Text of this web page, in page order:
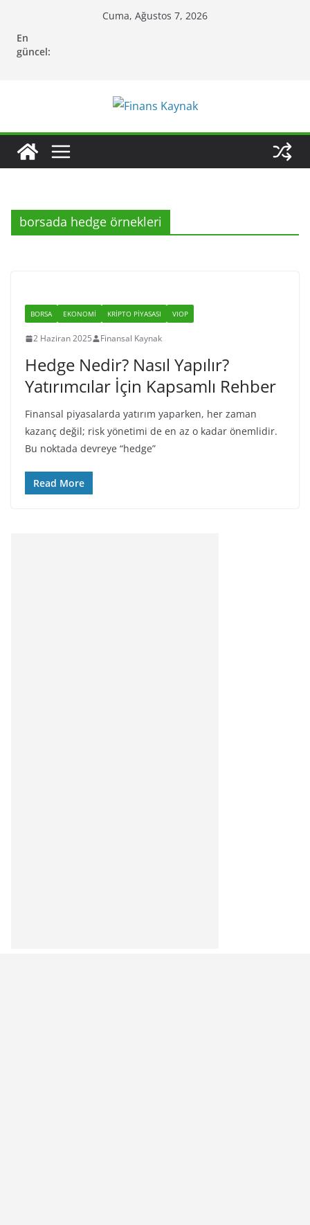
content
Cuma, Ağustos 7, 2026
En
güncel:
borsada hedge örnekleri
BORSA EKONOMI KRIPTO PIYASASI VIOP
2 Haziran 2025 Finansal Kaynak
Hedge Nedir? Nasıl Yapılır?
Yatırımcılar İçin Kapsamlı Rehber
Finansal piyasalarda yatırım yaparken, her zaman
kazanç değil; risk yönetimi de en az o kadar önemlidir.
Bu noktada devreye “hedge”
Read More